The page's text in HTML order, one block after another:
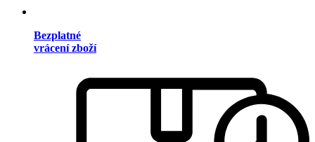
Bezplatné
vrácení zboží